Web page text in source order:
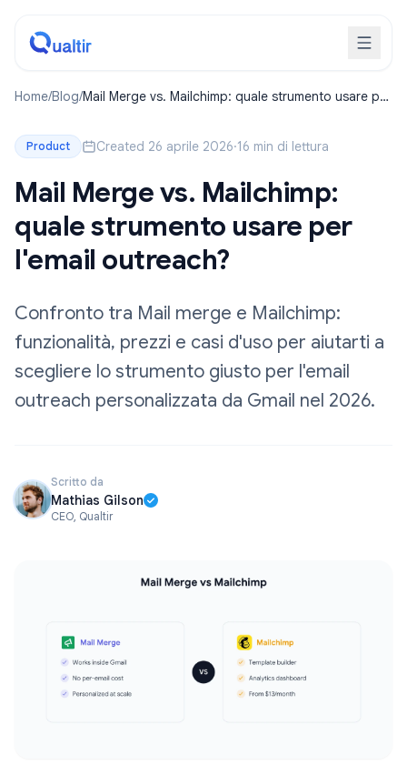
Home/Blog/Mail Merge vs. Mailchimp: quale strumento usare per
Product Created 26 aprile 2026·16 min di lettura
Mail Merge vs. Mailchimp:
quale strumento usare per
l'email outreach?
Confronto tra Mail merge e Mailchimp:
funzionalità, prezzi e casi d'uso per aiutarti a
scegliere lo strumento giusto per l'email
outreach personalizzata da Gmail nel 2026.
Scritto da
Mathias Gilson
CEO, Qualtir